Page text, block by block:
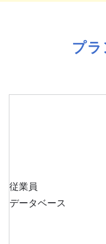
プ
従業員
データベース